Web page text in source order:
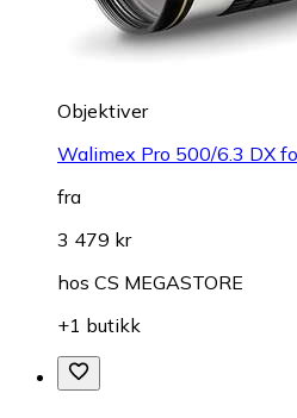
Objektiver
Walimex Pro 500/6.3 DX
fra
3 479 kr
hos CS MEGASTORE
+1 butikk